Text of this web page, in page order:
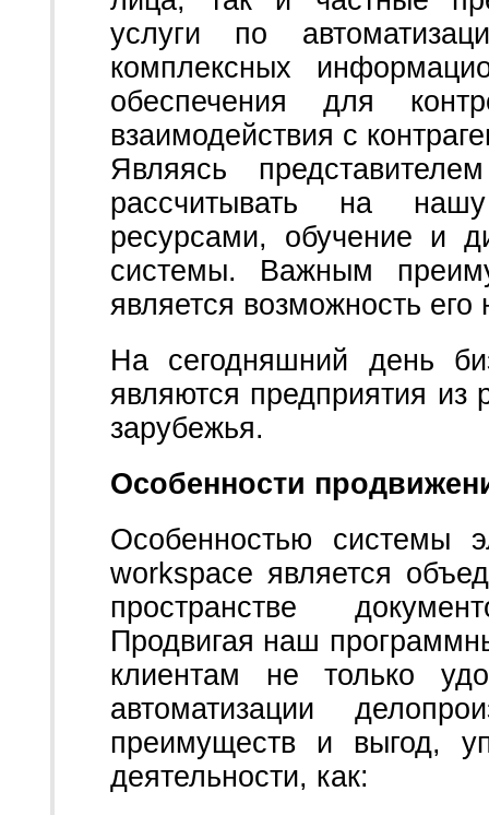
услуги по
комплексных
обеспечения для
взаимодействия с
Являясь
рассчитывать на
ресурсами, обучение и
системы. Важным
является возможность
На сегодняшний день
являются предприятия из
зарубежья.
Особенности
Особенностью системы
workspace является
пространстве
Продвигая наш
клиентам не только
автоматизации
преимуществ и выгод,
деятельности, как: